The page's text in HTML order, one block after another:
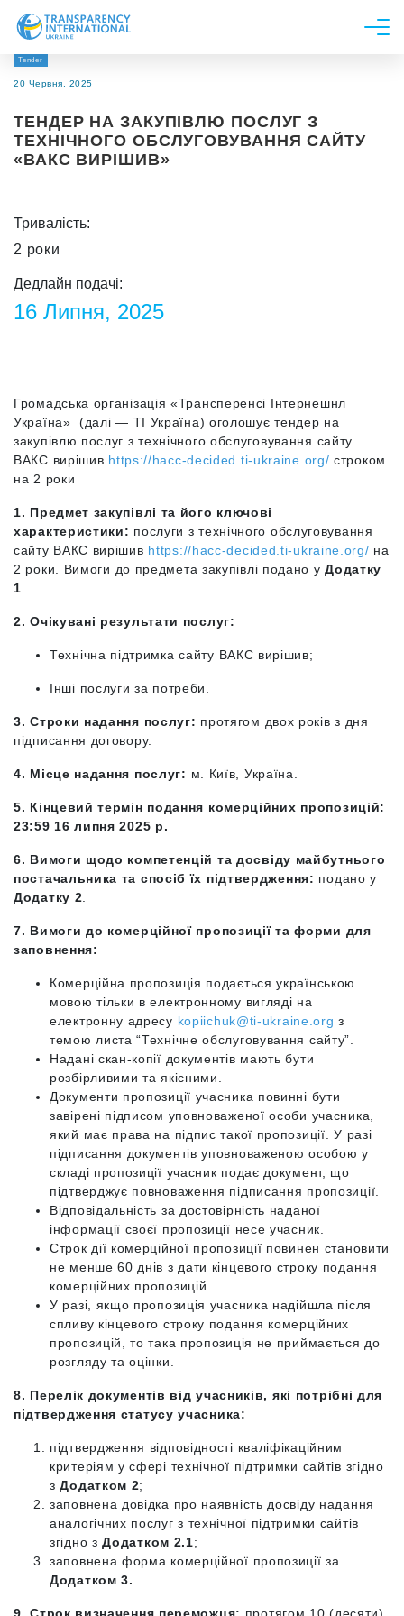
Про нас
Дослідження
Напрями роботи
Tender
20 Червня, 2025
ТЕНДЕР НА ЗАКУПІВЛЮ ПОСЛУГ З
ТЕХНІЧНОГО ОБСЛУГОВУВАННЯ САЙТУ
«ВАКС ВИРІШИВ»
Тривалість:
2 роки
Дедлайн подачі:
16 Липня, 2025
Громадська організація «Трансперенсі Інтернешнл
Україна» (далі — ТІ Україна) оголошує тендер на
закупівлю послуг з технічного обслуговування сайту
ВАКС вирішив https://hacc-decided.ti-ukraine.org/ строком
на 2 роки
1. Предмет закупівлі та його ключові
характеристики: послуги з технічного обслуговування
сайту ВАКС вирішив https://hacc-decided.ti-ukraine.org/ на
2 роки.
Вимоги до предмета закупівлі подано уДодатку
1
2. Очікувані результати послуг:
Технічна підтримка сайту ВАКС вирішив;
Інші послуги за потреби.
3. Строки надання послуг: протягом двох років з дня
підписання договору.
4. Місце надання послуг: м. Київ, Україна.
5. Кінцевий термін подання комерційних пропозицій:
23:59 16 липня 2025 р.
6. Вимоги щодо компетенцій та досвіду майбутнього
постачальника та спосіб їх підтвердження: подано у
Додатку 2
7. Вимоги до комерційної пропозиції та форми для
заповнення:
Комерційна пропозиція подається українською
мовою тільки в електронному вигляді на
електронну адресу kopiichuk@ti-ukraine.org з
темою листа “Технічне обслуговування сайту”.
Надані скан-копії документів мають бути
розбірливими та якісними.
Документи пропозиції учасника повинні бути
завірені підписом уповноваженої особи учасника,
який має права на підпис такої пропозиції. У разі
підписання документів уповноваженою особою у
складі пропозиції учасник подає документ, що
підтверджує повноваження підписання пропозиції.
Відповідальність за достовірність наданої
інформації своєї пропозиції несе учасник.
Строк дії комерційної пропозиції повинен становити
не менше 60 днів з дати кінцевого строку подання
комерційних пропозицій.
У разі, якщо пропозиція учасника надійшла після
спливу кінцевого строку подання комерційних
пропозицій, то така пропозиція не приймається до
розгляду та оцінки.
8. Перелік документів від учасників, які потрібні для
підтвердження статусу учасника:
підтвердження відповідності кваліфікаційним
критеріям у сфері технічної підтримки сайтів згідно
зДодатком 2;
заповнена довідка про наявність досвіду надання
аналогічних послуг з технічної підтримки сайтів
згідно зДодатком 2.1;
заповнена форма комерційної пропозиції за
Додатком 3.